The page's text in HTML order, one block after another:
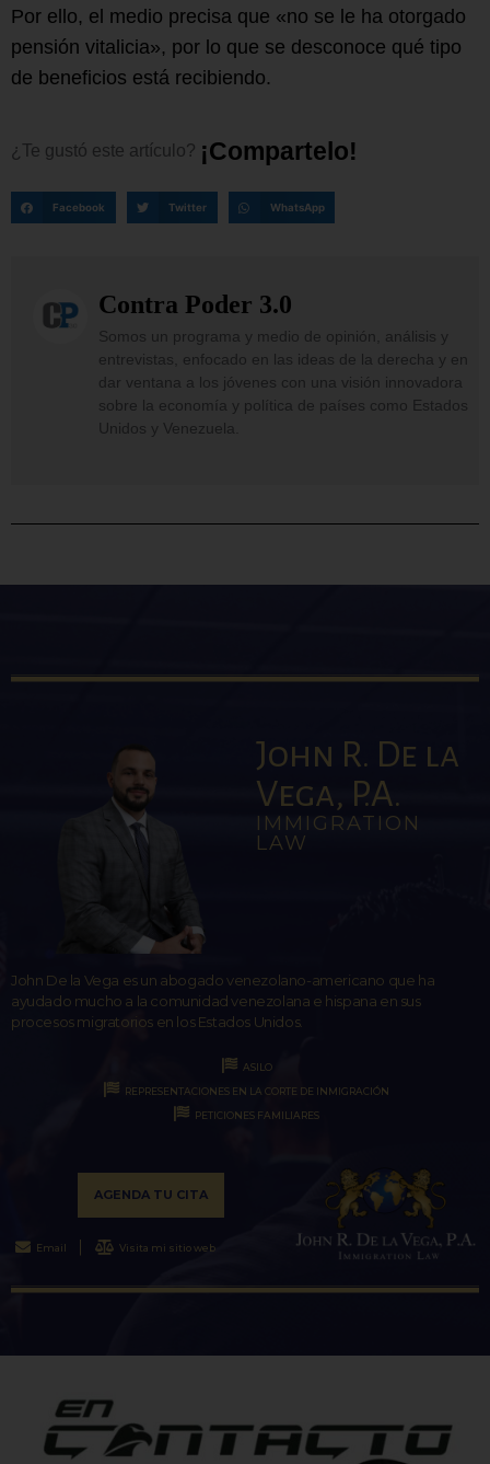
Por ello, el medio precisa que «no se le ha otorgado
pensión vitalicia», por lo que se desconoce qué tipo
de beneficios está recibiendo.
¿Te gustó este artículo? ¡Compartelo!
Facebook Twitter WhatsApp
Contra Poder 3.0
Somos un programa y medio de opinión, análisis y
entrevistas, enfocado en las ideas de la derecha y en
dar ventana a los jóvenes con una visión innovadora
sobre la economía y política de países como Estados
Unidos y Venezuela.
John R. De la
Vega, P.A.
IMMIGRATION
LAW
John De la Vega es un abogado venezolano-americano que ha
ayudado mucho a la comunidad venezolana e hispana en sus
procesos migratorios en los Estados Unidos.
ASILO
REPRESENTACIONES EN LA CORTE DE INMIGRACIÓN
PETICIONES FAMILIARES
AGENDA TU CITA
Email Visita mi sitio web